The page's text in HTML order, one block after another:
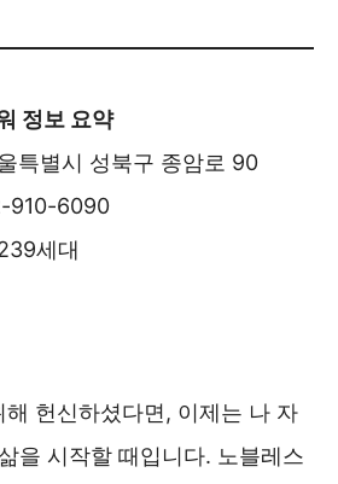
정보 요약
특별시 성북구 종암로 90
910-6090
세대
헌신하셨다면, 이제는 나 자
을 시작할 때입니다. 노블레스